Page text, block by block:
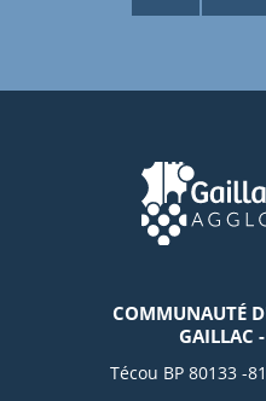
COMMUNAUTÉ
GAILLAC
Técou BP 80133 -